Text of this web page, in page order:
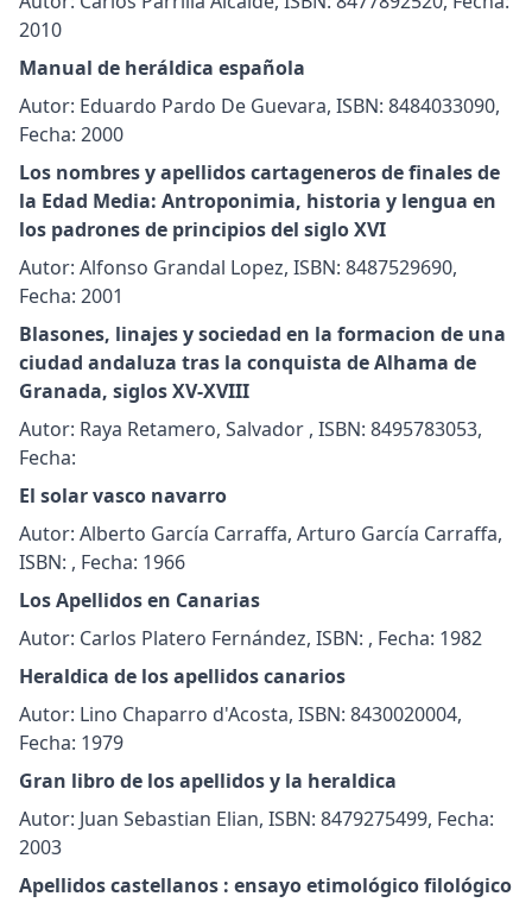
2010
Manual de heráldica española
Autor: Eduardo Pardo De Guevara, ISBN: 8484033090,
Fecha: 2000
Los nombres y apellidos cartageneros de finales de
la Edad Media: Antroponimia, historia y lengua en
los padrones de principios del siglo XVI
Autor: Alfonso Grandal Lopez, ISBN: 8487529690,
Fecha: 2001
Blasones, linajes y sociedad en la formacion de una
ciudad andaluza tras la conquista de Alhama de
Granada, siglos XV-XVIII
Autor: Raya Retamero, Salvador , ISBN: 8495783053,
Fecha:
El solar vasco navarro
Autor: Alberto García Carraffa, Arturo García Carraffa,
ISBN: , Fecha: 1966
Los Apellidos en Canarias
Autor: Carlos Platero Fernández, ISBN: , Fecha: 1982
Heraldica de los apellidos canarios
Autor: Lino Chaparro d'Acosta, ISBN: 8430020004,
Fecha: 1979
Gran libro de los apellidos y la heraldica
Autor: Juan Sebastian Elian, ISBN: 8479275499, Fecha:
2003
Apellidos castellanos : ensayo etimológico filológico